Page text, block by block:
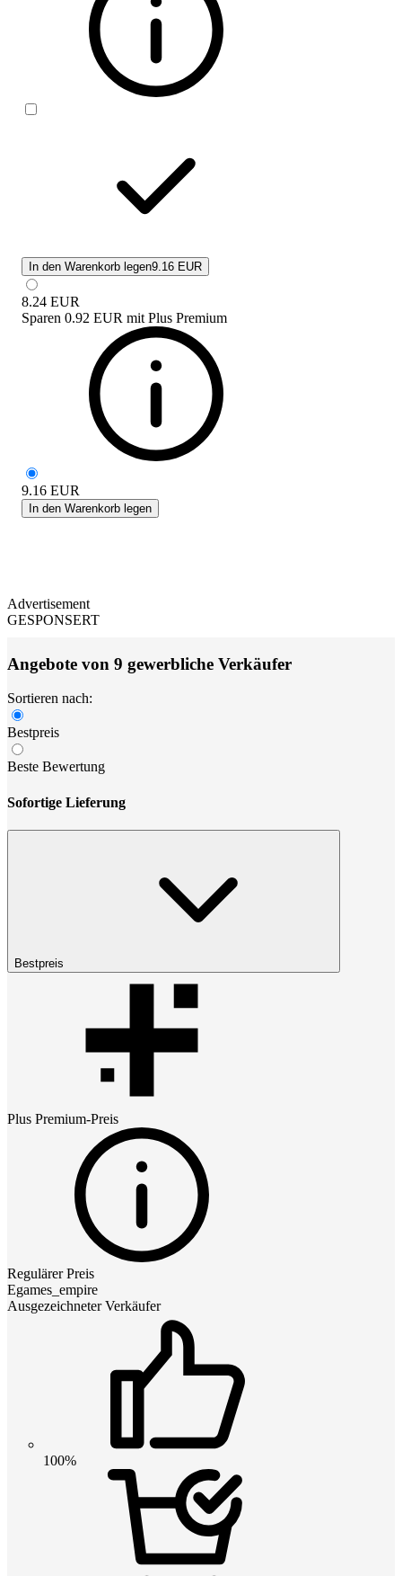
In den Warenkorb legen9.16 EUR
8.24 EUR
Sparen 0.92 EUR mit Plus Premium
9.16 EUR
In den Warenkorb legen
Advertisement
GESPONSERT
Angebote von 9 gewerbliche Verkäufer
Sortieren nach:
Bestpreis
Beste Bewertung
Sofortige Lieferung
Bestpreis
Plus Premium-Preis
Regulärer Preis
Egames_empire
Ausgezeichneter Verkäufer
100%